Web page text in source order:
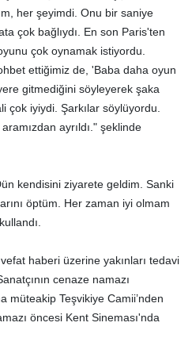
her şeyimdi. Onu bir saniye
çok bağlıydı. En son Paris'ten
çok oynamak istiyordu.
ettiğimiz de, 'Baba daha oyun
gitmediğini söyleyerek şaka
çok iyiydi. Şarkılar söylüyordu.
ayrıldı." şeklinde
kendisini ziyarete geldim. Sanki
öptüm. Her zaman iyi olmam
haberi üzerine yakınları tedavi
cenaze namazı
müteakip Teşvikiye Camii’nden
öncesi Kent Sineması'nda